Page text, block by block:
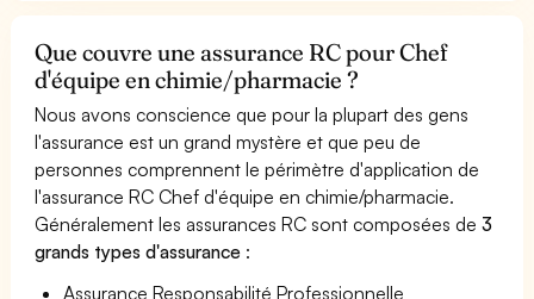
Que couvre une assurance RC pour Chef
d'équipe en chimie/pharmacie ?
Nous avons conscience que pour la plupart des gens
l'assurance est un grand mystère et que peu de
personnes comprennent le périmètre d'application de
l'assurance RC Chef d'équipe en chimie/pharmacie.
Généralement les assurances RC sont composées de3
grands types d'assurance :
Assurance Responsabilité Professionnelle